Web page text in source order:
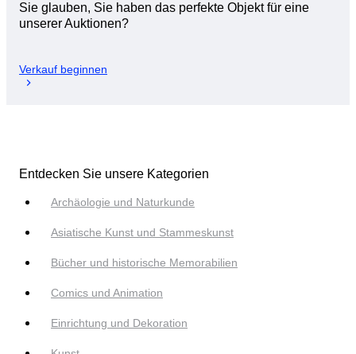
Sie glauben, Sie haben das perfekte Objekt für eine
unserer Auktionen?
Verkauf beginnen
Entdecken Sie unsere Kategorien
Archäologie und Naturkunde
Asiatische Kunst und Stammeskunst
Bücher und historische Memorabilien
Comics und Animation
Einrichtung und Dekoration